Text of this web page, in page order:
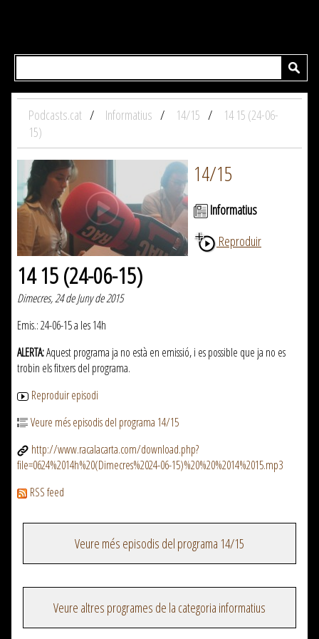
Podcasts.cat Informatius 14/15
14 15 (24-06-
15)
14/15
Informatius
Reproduir
14 15 (24-06-15)
Dimecres, 24 de Juny de 2015
Emis.: 24-06-15 a les 14h
ALERTA:Aquest programa ja no està en emissió, i es possible que ja no es
trobin els fitxers del programa.
Reproduir episodi
Veure més episodis del programa 14/15
http://www.racalacarta.com/download.php?
file=0624%2014h%20(Dimecres%2024-06-15)%20%20%2014%2015.mp3
RSS feed
Veure més episodis del programa 14/15
Veure altres programes de la categoria informatius